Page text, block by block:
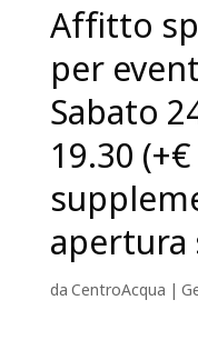
Affitto
per
Sabato
19.30
daCentroAcqua |